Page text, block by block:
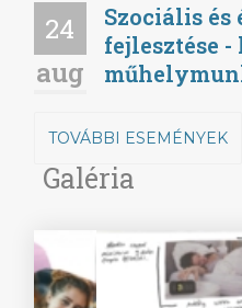
24
aug
Szociális és
fejlesztése
TOVÁBBI ESEMÉNYEK
Galéria